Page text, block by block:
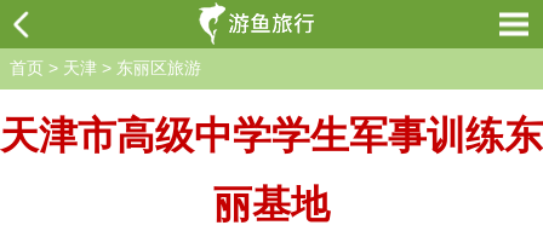
首页 > 天津 > 东丽区旅游
天津市高级中学学生军事训练东
丽基地